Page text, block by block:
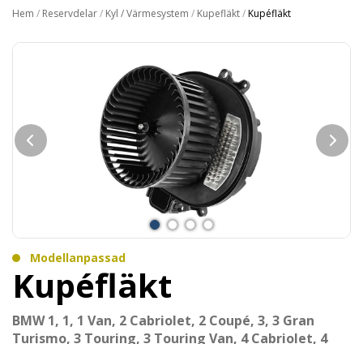
Hem / Reservdelar/ Kyl / Värmesystem / Kupefläkt/Kupéfläkt
Modellanpassad
Kupéfläkt
BMW 1, 1, 1 Van, 2 Cabriolet, 2 Coupé, 3, 3 Gran
Turismo, 3 Touring, 3 Touring Van, 4 Cabriolet, 4